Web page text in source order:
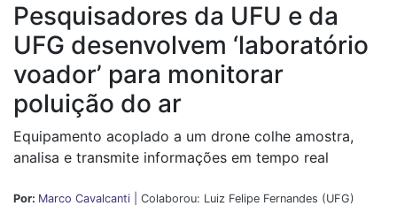
Pesquisadores da UFU e da
UFG desenvolvem ‘laboratório
voador’ para monitorar
poluição do ar
Equipamento acoplado a um drone colhe amostra,
analisa e transmite informações em tempo real
Por: Marco Cavalcanti | Colaborou: Luiz Felipe Fernandes (UFG)